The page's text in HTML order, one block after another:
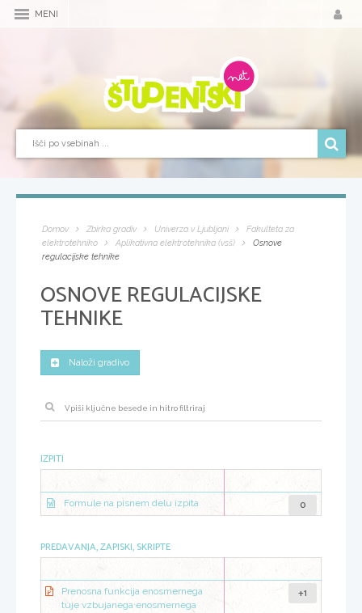
MENI
Domov Zbirka gradiv Univerza v Ljubljani
Fakulteta za
elektrotehniko
Aplikativna elektrotehnika (vsš)
Osnove
regulacijske tehnike
OSNOVE REGULACIJSKE
TEHNIKE
Naloži gradivo
IZPITI
Formule na pisnem delu izpita 0
PREDAVANJA, ZAPISKI, SKRIPTE
Prenosna funkcija enosmernega
tuje vzbujanega enosmernega
+1